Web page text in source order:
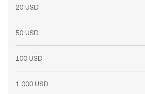
20 USD
50 USD
100 USD
1 000 USD